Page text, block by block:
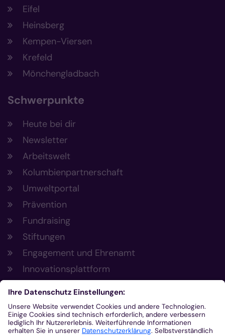
Eifel
Heinsberg
Kempen-Viersen
Krefeld
Mönchengladbach
Schwerpunkte
Heute bei dir
Newsletter
Arbeitswelt
Kolumbienpartnerschaft
Umweltportal
Prävention
Fundraising
Stiftungen
Engagement und Ehrenamt
Innovationsplattform
Aus der Plattform
Nachrichten